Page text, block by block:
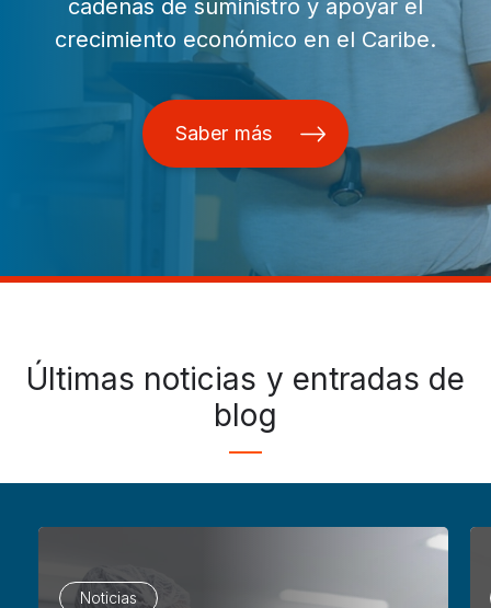
cadenas de suministro y apoyar el
crecimiento económico en el Caribe.
Saber más
Últimas noticias y entradas de
blog
Noticias